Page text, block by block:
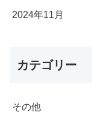
2024年11月
カテゴリー
その他